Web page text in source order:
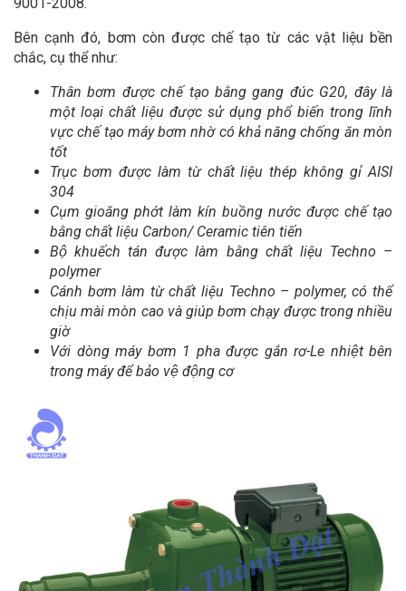
Bên cạnh đó, bơm còn được chế tạo từ các vật liệu bền
chắc, cụ thể như:
Thân bơm được chế tạo bằng gang đúc G20, đây là
một loại chất liệu được sử dụng phổ biến trong lĩnh
vực chế tạo máy bơm nhờ có khả năng chống ăn mòn
tốt
Trục bơm được làm từ chất liệu thép không gỉ AISI
304
Cụm gioăng phớt làm kín buồng nước được chế tạo
bằng chất liệu Carbon/ Ceramic tiên tiến
Bộ khuếch tán được làm bằng chất liệu Techno –
polymer
Cánh bơm làm từ chất liệu Techno – polymer, có thể
chịu mài mòn cao và giúp bơm chạy được trong nhiều
giờ
Với dòng máy bơm 1 pha được gắn rơ-Le nhiệt bên
trong máy để bảo vệ động cơ